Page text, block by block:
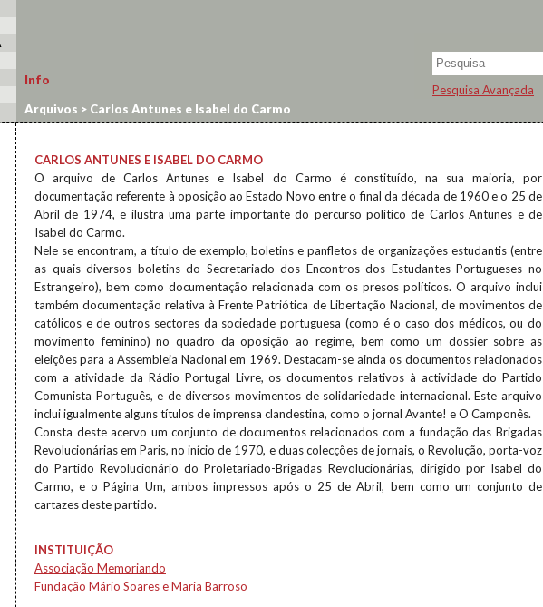
Pesquisa Avançada
Info
Arquivos > Carlos Antunes e Isabel do Carmo
CARLOS ANTUNES E ISABEL DO CARMO
O arquivo de Carlos Antunes e Isabel do Carmo é constituído, na sua maioria, por
documentação referente à oposição ao Estado Novo entre o final da década de 1960 e o 25 de
Abril de 1974, e ilustra uma parte importante do percurso político de Carlos Antunes e de
Isabel do Carmo.
Nele se encontram, a título de exemplo, boletins e panfletos de organizações estudantis (entre
as quais diversos boletins do Secretariado dos Encontros dos Estudantes Portugueses no
Estrangeiro), bem como documentação relacionada com os presos políticos. O arquivo inclui
também documentação relativa à Frente Patriótica de Libertação Nacional, de movimentos de
católicos e de outros sectores da sociedade portuguesa (como é o caso dos médicos, ou do
movimento feminino) no quadro da oposição ao regime, bem como um dossier sobre as
eleições para a Assembleia Nacional em 1969. Destacam-se ainda os documentos relacionados
com a atividade da Rádio Portugal Livre, os documentos relativos à actividade do Partido
Comunista Português, e de diversos movimentos de solidariedade internacional. Este arquivo
inclui igualmente alguns títulos de imprensa clandestina, como o jornal Avante! e O Camponês.
Consta deste acervo um conjunto de documentos relacionados com a fundação das Brigadas
Revolucionárias em Paris, no início de 1970, e duas colecções de jornais, o Revolução, porta-voz
do Partido Revolucionário do Proletariado-Brigadas Revolucionárias, dirigido por Isabel do
Carmo, e o Página Um, ambos impressos após o 25 de Abril, bem como um conjunto de
cartazes deste partido.
INSTITUIÇÃO
Associação Memoriando
Fundação Mário Soares e Maria Barroso